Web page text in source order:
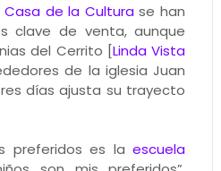
Casa de la Culturase han
clave de venta, aunque
del Cerrito [Linda Vista
de la iglesia Juan
días ajusta su trayecto
preferidos es laescuela